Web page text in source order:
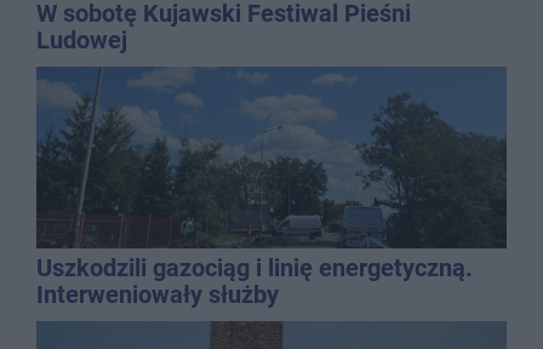
W sobotę Kujawski Festiwal Pieśni
Ludowej
Uszkodzili gazociąg i linię energetyczną.
Interweniowały służby